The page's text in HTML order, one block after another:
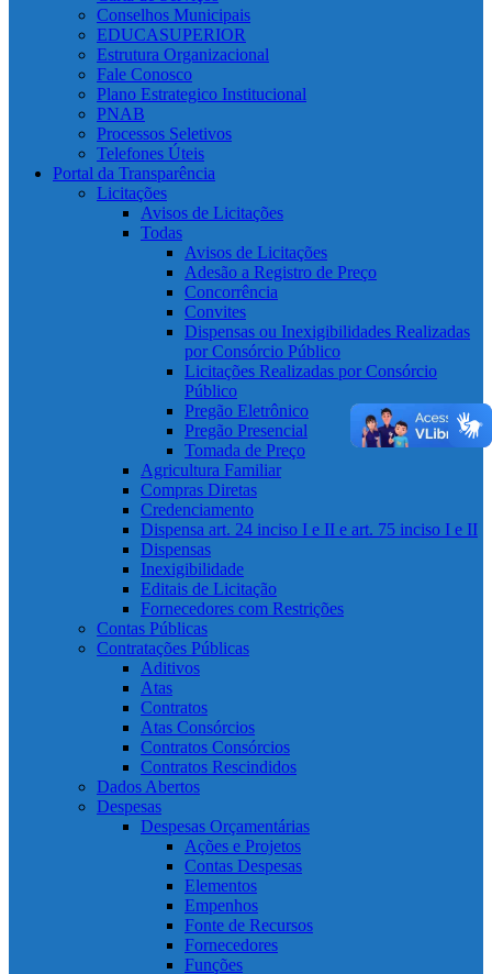
Conselhos Municipais
EDUCASUPERIOR
Estrutura Organizacional
Fale Conosco
Plano Estrategico Institucional
PNAB
Processos Seletivos
Telefones Úteis
Portal da Transparência
Licitações
Avisos de Licitações
Todas
Avisos de Licitações
Adesão a Registro de Preço
Concorrência
Convites
Dispensas ou Inexigibilidades Realizadas
por Consórcio Público
Licitações Realizadas por Consórcio
Público
Pregão Eletrônico
Pregão Presencial
Tomada de Preço
Agricultura Familiar
Compras Diretas
Credenciamento
Dispensa art. 24 inciso I e II e art. 75 inciso I e II
Dispensas
Inexigibilidade
Editais de Licitação
Fornecedores com Restrições
Contas Públicas
Contratações Públicas
Aditivos
Atas
Contratos
Atas Consórcios
Contratos Consórcios
Contratos Rescindidos
Dados Abertos
Despesas
Despesas Orçamentárias
Ações e Projetos
Contas Despesas
Elementos
Empenhos
Fonte de Recursos
Fornecedores
Funções